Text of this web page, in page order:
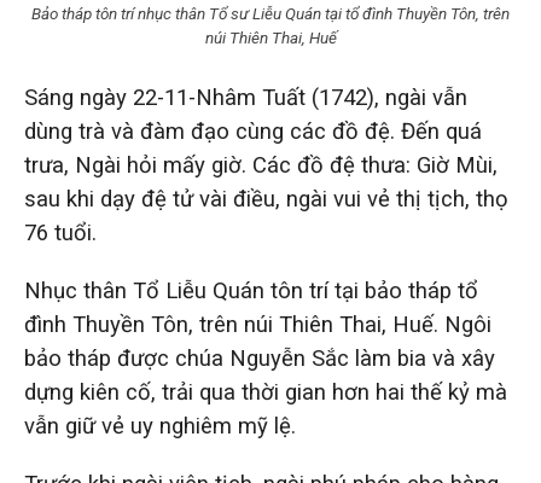
Bảo tháp tôn trí nhục thân Tổ sư Liễu Quán tại tổ đình Thuyền Tôn, trên
núi Thiên Thai, Huế
Sáng ngày 22-11-Nhâm Tuất (1742), ngài vẫn
dùng trà và đàm đạo cùng các đồ đệ. Đến quá
trưa, Ngài hỏi mấy giờ. Các đồ đệ thưa: Giờ Mùi,
sau khi dạy đệ tử vài điều, ngài vui vẻ thị tịch, thọ
76 tuổi.
Nhục thân Tổ Liễu Quán tôn trí tại bảo tháp tổ
đình Thuyền Tôn, trên núi Thiên Thai, Huế. Ngôi
bảo tháp được chúa Nguyễn Sắc làm bia và xây
dựng kiên cố, trải qua thời gian hơn hai thế kỷ mà
vẫn giữ vẻ uy nghiêm mỹ lệ.